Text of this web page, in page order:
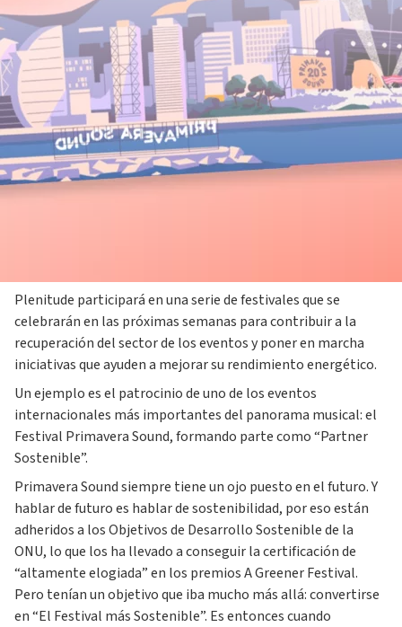
17 mayo 2022
Plenitude participará en una serie de festivales que se
celebrarán en las próximas semanas para contribuir a la
recuperación del sector de los eventos y poner en marcha
iniciativas que ayuden a mejorar su rendimiento energético.
Un ejemplo es el patrocinio de uno de los eventos
internacionales más importantes del panorama musical: el
Festival Primavera Sound, formando parte como “Partner
Sostenible”.
Primavera Sound siempre tiene un ojo puesto en el futuro. Y
hablar de futuro es hablar de sostenibilidad, por eso están
adheridos a los Objetivos de Desarrollo Sostenible de la
ONU, lo que los ha llevado a conseguir la certificación de
“altamente elogiada” en los premios A Greener Festival.
Pero tenían un objetivo que iba mucho más allá: convertirse
en “El Festival más Sostenible”. Es entonces cuando